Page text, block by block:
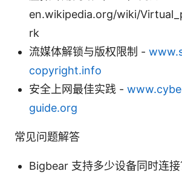
en.wikipedia.org/wiki/
rk
流媒体解锁与版权限制 -
copyright.info
安全上网最佳实践 -
guide.org
常见问题解答
Bigbear 支持多少设备同时连